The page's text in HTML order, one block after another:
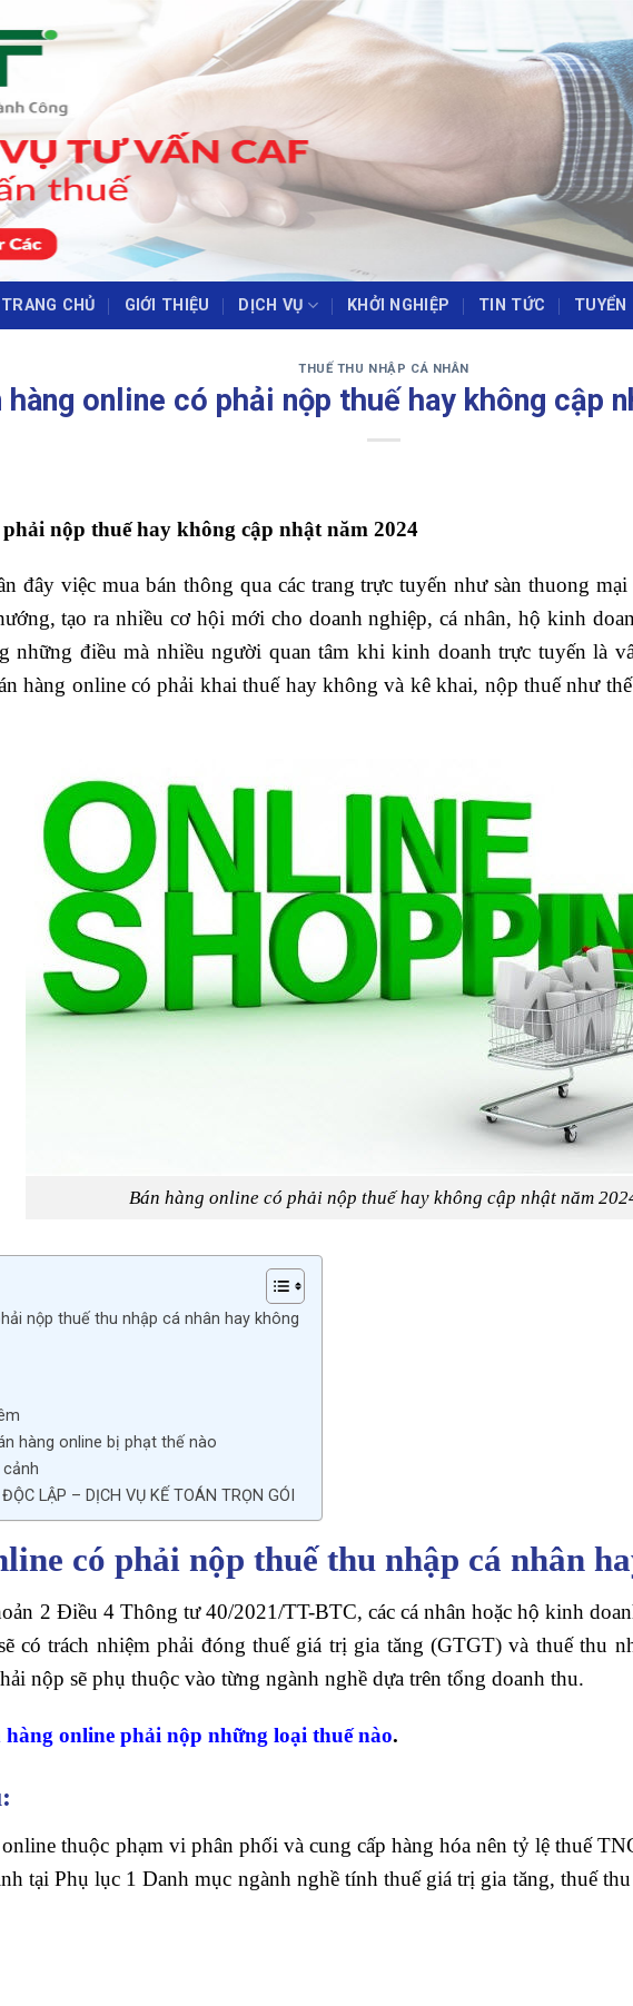
‹ ›
TRANG CHỦ GIỚI THIỆU DỊCH VỤ KHỞI NGHIỆP TIN TỨC TUYỂN
THUẾ THU NHẬP CÁ NHÂN
hàng online có phải nộp thuế hay không cập
nộp thuế hay không cập nhật năm 2024
đây việc mua bán thông qua các trang trực tuyến như sàn thuong
tạo ra nhiều cơ hội mới cho doanh nghiệp, cá nhân, hộ kinh
những điều mà nhiều người quan tâm khi kinh doanh trực tuyến là
hàng online có phải khai thuế hay không và kê khai, nộp thuế như
Bán hàng online có phải nộp thuế hay không cập nhật năm
nộp thuế thu nhập cá nhân hay không
hàng online bị phạt thế nào
LẬP – DỊCH VỤ KẾ TOÁN TRỌN GÓI
có phải nộp thuế thu nhập cá nhân
2 Điều 4 Thông tư 40/2021/TT-BTC, các cá nhân hoặc hộ kinh
có trách nhiệm phải đóng thuế giá trị gia tăng (GTGT) và thuế thu
nộp sẽ phụ thuộc vào từng ngành nghề dựa trên tổng doanh thu.
hàng online phải nộp những loại thuế nào.
thuộc phạm vi phân phối và cung cấp hàng hóa nên tỷ lệ thuế
tại Phụ lục 1 Danh mục ngành nghề tính thuế giá trị gia tăng, thuế